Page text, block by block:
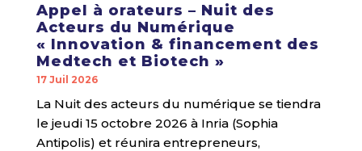
Appel à orateurs – Nuit des
Acteurs du Numérique
« Innovation & financement des
Medtech et Biotech »
17 Juil 2026
La Nuit des acteurs du numérique se tiendra
le jeudi 15 octobre 2026 à Inria (Sophia
Antipolis) et réunira entrepreneurs,